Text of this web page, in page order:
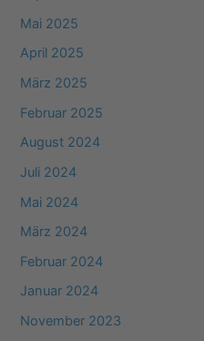
Mai 2025
April 2025
März 2025
Februar 2025
August 2024
Juli 2024
Mai 2024
März 2024
Februar 2024
Januar 2024
November 2023